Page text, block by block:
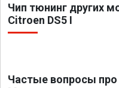
Чип тюнинг других
Citroen DS5 I
Частые вопросы про